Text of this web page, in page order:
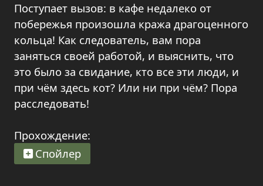
Поступает вызов: в кафе недалеко от
побережья произошла кража драгоценного
кольца! Как следователь, вам пора
заняться своей работой, и выяснить, что
это было за свидание, кто все эти люди, и
при чём здесь кот? Или ни при чём? Пора
расследовать!
Прохождение:
Спойлер